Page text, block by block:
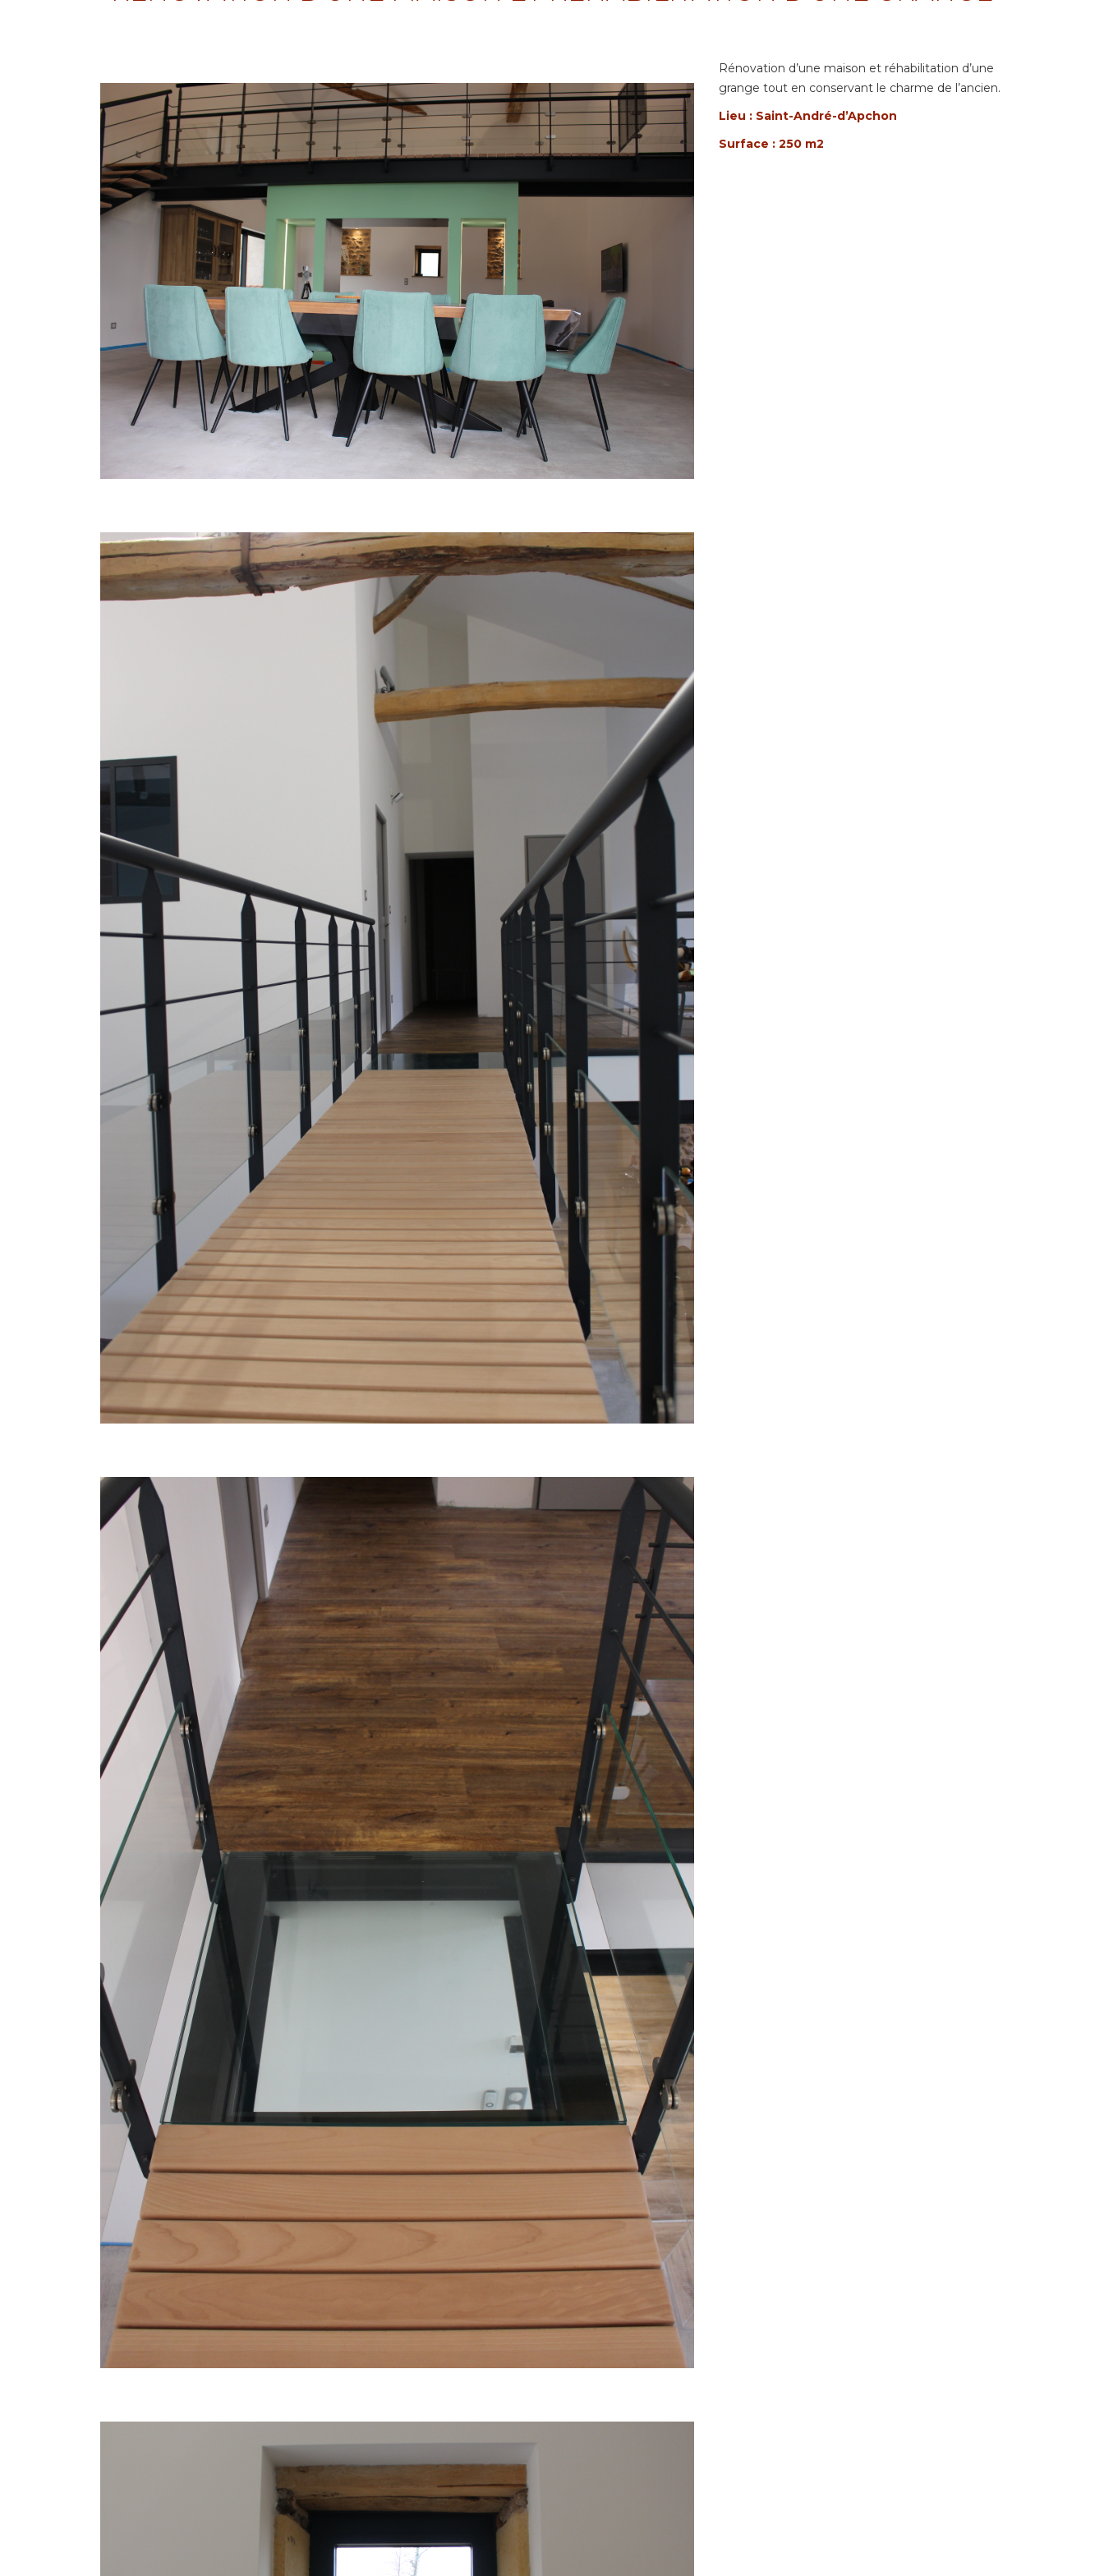
Rénovation d’une maison et réhabilitation d’une
grange tout en conservant le charme de l’ancien.
Lieu : Saint-André-d’Apchon
Surface : 250 m2